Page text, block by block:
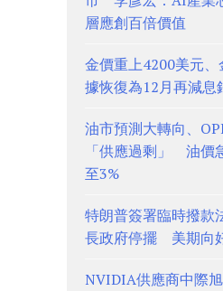
層應創百倍價值
金價重上4200美元
據恢復為12月再減息
油市預測大轉向、
「供應過剩」 油價
至3%
特朗普簽署臨時撥
長政府停擺 美期向
NVIDIA供應商中際